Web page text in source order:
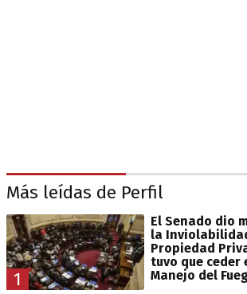
Más leídas de Perfil
1
El Senado dio
la
Propiedad
tuvo que ceder
Manejo del